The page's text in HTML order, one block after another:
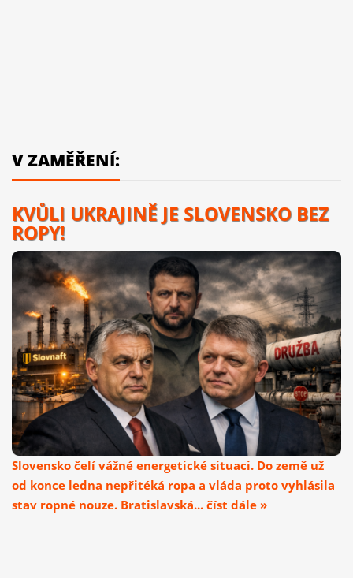
V ZAMĚŘENÍ:
KVŮLI UKRAJINĚ JE SLOVENSKO BEZ
ROPY!
Slovensko čelí vážné energetické situaci. Do země už
od konce ledna nepřitéká ropa a vláda proto vyhlásila
stav ropné nouze. Bratislavská... číst dále »